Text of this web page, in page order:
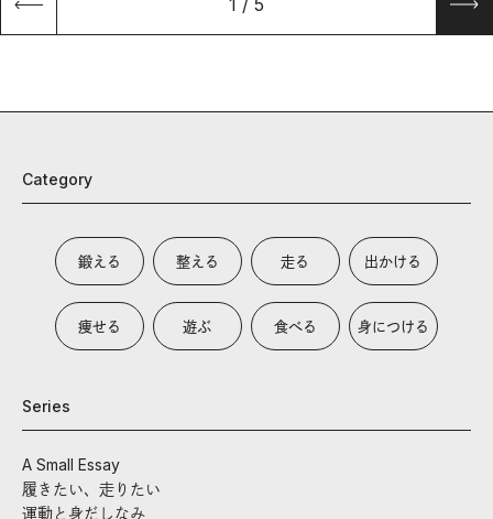
1 / 5
Category
鍛える 整える 走る 出かける
痩せる 遊ぶ 食べる 身につける
Series
A Small Essay
履きたい、走りたい
運動と身だしなみ